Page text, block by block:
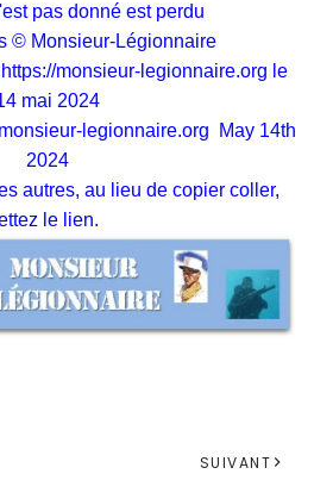
pas donné est perdu
© Monsieur-Légionnaire
https://monsieur-legionnaire.org le
mai 2024
legionnaire.org May 14th
2024
autres, au lieu de copier coller,
le lien.
SUIVANT